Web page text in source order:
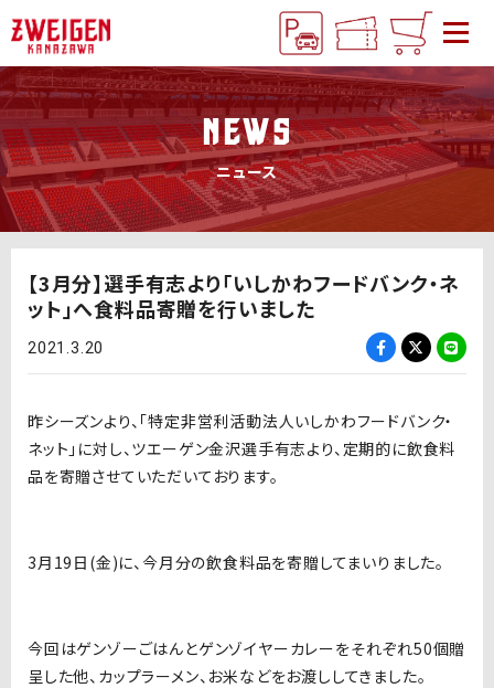
NEWS
ニュース
【3月分】選手有志より「いしかわフードバンク・ネ
ット」へ食料品寄贈を行いました
2021.3.20
昨シーズンより、「特定非営利活動法人いしかわフードバンク・
ネット」に対し、ツエーゲン金沢選手有志より、定期的に飲食料
品を寄贈させていただいております。
3月19日(金)に、今月分の飲食料品を寄贈してまいりました。
今回はゲンゾーごはんとゲンゾイヤーカレーをそれぞれ50個贈
呈した他、カップラーメン、お米などをお渡ししてきました。